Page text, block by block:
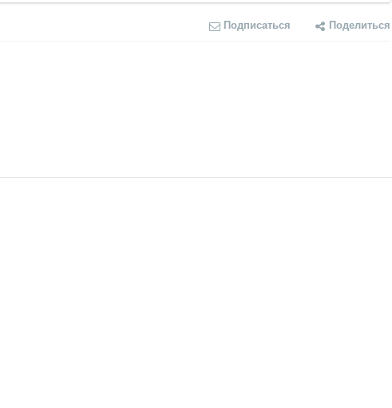
Подписаться Поделиться